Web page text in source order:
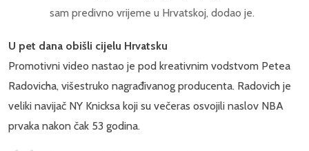
sam predivno vrijeme u Hrvatskoj, dodao je.
U pet dana obišli cijelu Hrvatsku
Promotivni video nastao je pod kreativnim vodstvom Petea
Radovicha, višestruko nagrađivanog producenta. Radovich je
veliki navijač NY Knicksa koji su večeras osvojili naslov NBA
prvaka nakon čak 53 godina.